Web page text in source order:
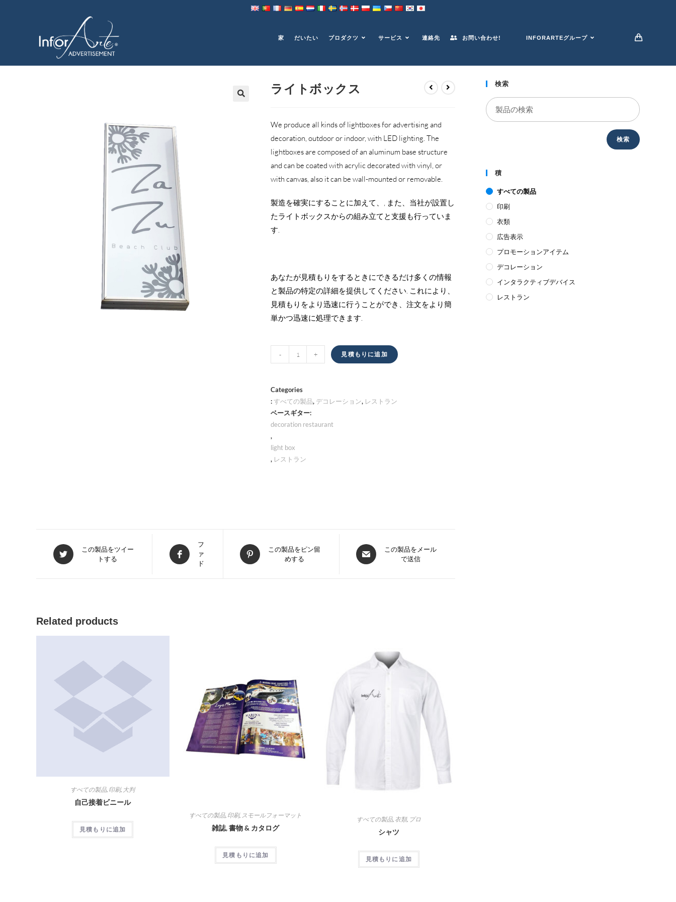
へ
家 だいたい プロダクツ サービス 連絡先 お問い合わせ! INFORARTEグループ
ライトボックス
ライトボックス
We produce all kinds of lightboxes for advertising and
decoration,outdoor or indoor,with LED lighting.The
lightboxes are composed of an aluminum base structure
and can be coated with acrylic decorated with vinyl,or
with canvas,also it can be wall-mounted or removable.
製造を確実にすることに加えて、, また、当社が設置し
たライトボックスからの組み立てと支援も行っていま
す.
あなたが見積もりをするときにできるだけ多くの情報
と製品の特定の詳細を提供してください. これにより、
見積もりをより迅速に行うことができ、注文をより簡
単かつ迅速に処理できます.
イ
ボ
ッ
ク
ス
量
- + 見積もりに追加
Categories
:すべての製品, デコレーション, レストラン
ベースギター:
decoration restaurant
,
light box
, レストラン
新
し
ウ
この製品をツイー
トする
新
し
い
フ
ァ
ド
新
し
この製品をピン留
めする
新
し
この製品をメール
で送信
Related products
すべての製品, 印刷, 大判
自己接着ビニール
見積もりに追加
すべての製品, 印刷, スモールフォーマット
雑誌, 書物 & カタログ
見積もりに追加
すべての製品, 衣類, プロ
シャツ
見積もりに追加
検索
検索
積
すべての製品
印刷
衣類
広告表示
プロモーションアイテム
デコレーション
インタラクティブデバイス
レストラン